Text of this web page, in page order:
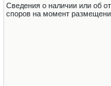
Cведения о наличии или об
споров на момент